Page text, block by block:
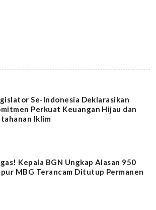
Se-Indonesia Deklarasikan
Perkuat Keuangan Hijau dan
Iklim
Kepala BGN Ungkap Alasan 950
MBG Terancam Ditutup Permanen